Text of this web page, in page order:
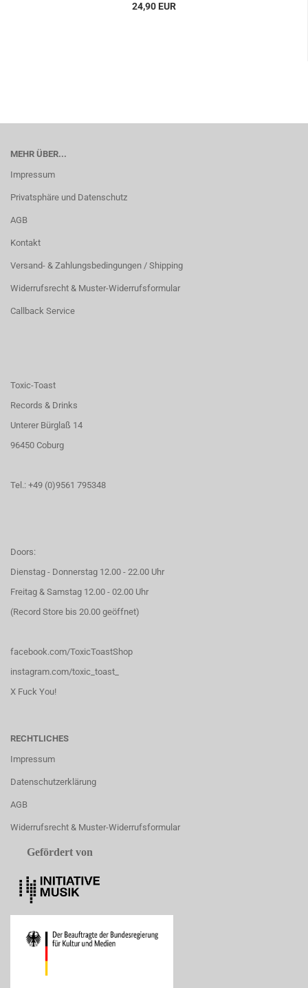
24,90 EUR
MEHR ÜBER...
Impressum
Privatsphäre und Datenschutz
AGB
Kontakt
Versand- & Zahlungsbedingungen / Shipping
Widerrufsrecht & Muster-Widerrufsformular
Callback Service
Toxic-Toast
Records & Drinks
Unterer Bürglaß 14
96450 Coburg
Tel.: +49 (0)9561 795348
Doors:
Dienstag - Donnerstag 12.00 - 22.00 Uhr
Freitag & Samstag 12.00 - 02.00 Uhr
(Record Store bis 20.00 geöffnet)
facebook.com/ToxicToastShop
instagram.com/toxic_toast_
X Fuck You!
RECHTLICHES
Impressum
Datenschutzerklärung
AGB
Widerrufsrecht & Muster-Widerrufsformular
Gefördert von